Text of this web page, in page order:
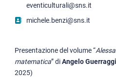
eventiculturali@sns.it
michele.benzi@sns.it
Presentazione del volume “
matematica” diAngelo
2025)